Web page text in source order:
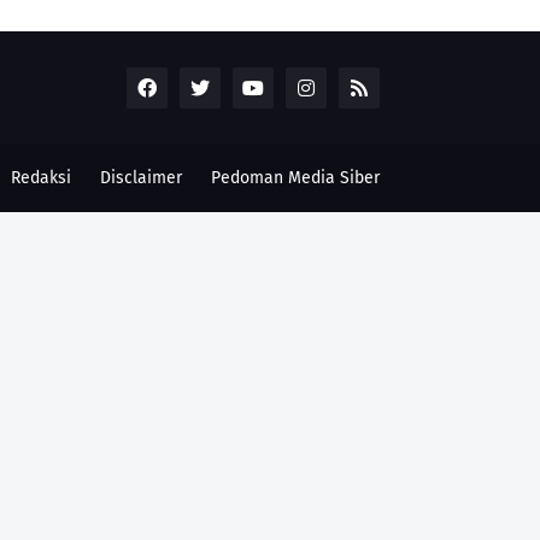
Redaksi Disclaimer Pedoman Media Siber